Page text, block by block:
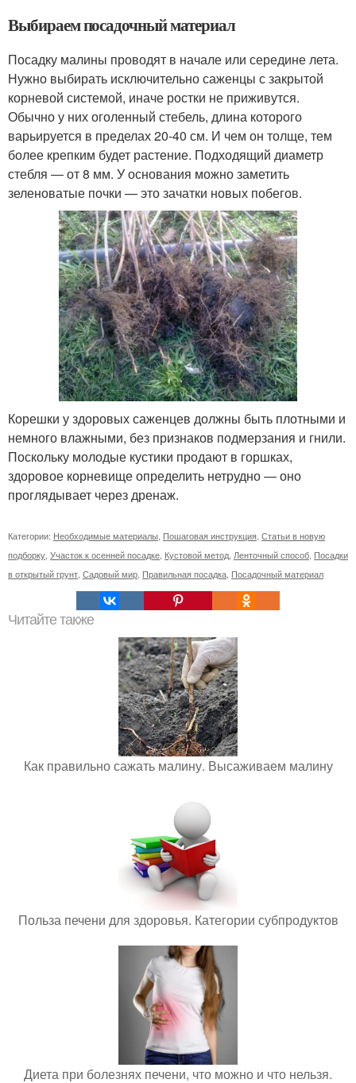
Выбираем посадочный материал
Посадку малины проводят в начале или середине лета.
Нужно выбирать исключительно саженцы с закрытой
корневой системой, иначе ростки не приживутся.
Обычно у них оголенный стебель, длина которого
варьируется в пределах 20-40 см. И чем он толще, тем
более крепким будет растение. Подходящий диаметр
стебля — от 8 мм. У основания можно заметить
зеленоватые почки — это зачатки новых побегов.
Корешки у здоровых саженцев должны быть плотными и
немного влажными, без признаков подмерзания и гнили.
Поскольку молодые кустики продают в горшках,
здоровое корневище определить нетрудно — оно
проглядывает через дренаж.
Категории: Необходимые материалы, Пошаговая инструкция, Статьи в новую
подборку, Участок к осенней посадке, Кустовой метод, Ленточный способ, Посадки
в открытый грунт, Садовый мир, Правильная посадка, Посадочный материал
Читайте также
Как правильно сажать малину. Высаживаем малину
Польза печени для здоровья. Категории субпродуктов
Диета при болезнях печени, что можно и что нельзя.